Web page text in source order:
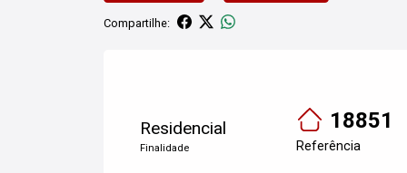
Compartilhe:
Residencial
Finalidade
18851
Referência